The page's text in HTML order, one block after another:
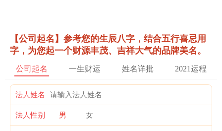
【公司起名】参考您的生辰八字，结合五行喜忌用
字，为您起一个财源丰茂、吉祥大气的品牌美名。
公司起名 一生财运 姓名详批 2021运程
法人姓名
法人性别 男 女